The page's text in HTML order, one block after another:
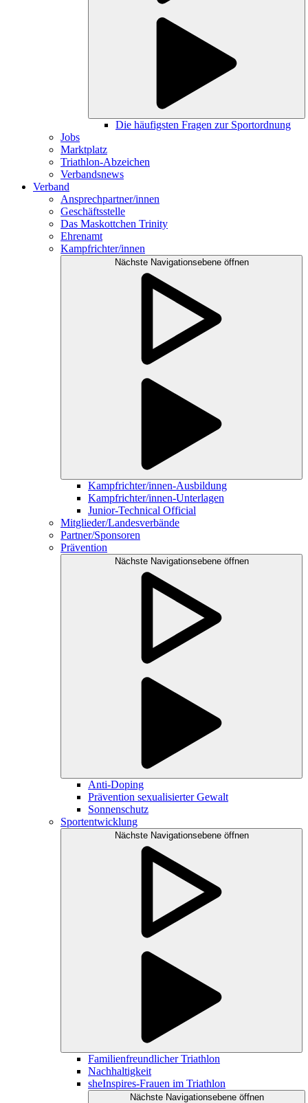
Die häufigsten Fragen zur Sportordnung
Jobs
Marktplatz
Triathlon-Abzeichen
Verbandsnews
Verband
Ansprechpartner/innen
Geschäftsstelle
Das Maskottchen Trinity
Ehrenamt
Kampfrichter/innen
Nächste Navigationsebene öffnen
Kampfrichter/innen-Ausbildung
Kampfrichter/innen-Unterlagen
Junior-Technical Official
Mitglieder/Landesverbände
Partner/Sponsoren
Prävention
Nächste Navigationsebene öffnen
Anti-Doping
Prävention sexualisierter Gewalt
Sonnenschutz
Sportentwicklung
Nächste Navigationsebene öffnen
Familienfreundlicher Triathlon
Nachhaltigkeit
sheInspires-Frauen im Triathlon
Nächste Navigationsebene öffnen